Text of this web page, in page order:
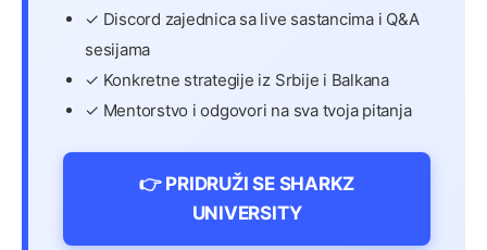
✓ Discord zajednica sa live sastancima i Q&A
sesijama
✓ Konkretne strategije iz Srbije i Balkana
✓ Mentorstvo i odgovori na sva tvoja pitanja
👉 PRIDRUŽI SE SHARKZ
UNIVERSITY